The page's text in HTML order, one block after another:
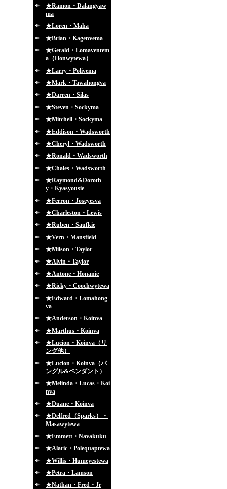
★Ramon・Dalangyaw
ma
★Loren・Maha
★Brian・Kagenvema
★Gerald・Lomaventem
a（Honwytewa）
★Larry・Polivema
★Mark・Tawahongva
★Darren・Silas
★Steven・Sockyma
★Mitchell・Sockyma
★Eddison・Wadsworth
★Cheryl・Wadsworth
★Ronald・Wadsworth
★Chales・Wadsworth
★Raymond&Doroth
y・Kyasyousie
★Ferron・Joseyesva
★Charleston・Lewis
★Ruben・Saufkie
★Vern・Mansfield
★Milson・Taylor
★Alvin・Taylor
★Antone・Honanie
★Ricky・Coochwytewa
★Edward・Lomahong
va
★Anderson・Koinva
★Marthus・Koinva
★Lucion・Koinva（リ
ング他）
★Lucion・Koinva（バ
ングル&ペンダント）
★Melinda・Lucas・Koi
nva
★Duane・Koinva
★Delfred（Sparks）・
Masawytewa
★Emmett・Navakuku
★Alaric・Polequaptewa
★Willis・Humeyestewa
★Petra・Lamson
★Nathan・Fred・Jr